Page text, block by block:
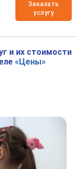
Заказать
услугу
и их стоимости
«Цены»